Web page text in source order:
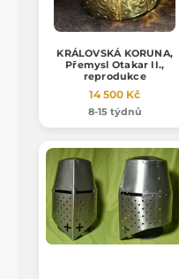
KRÁLOVSKÁ KORUNA,
Přemysl Otakar II.,
reprodukce
14 500 Kč
8-15 týdnů